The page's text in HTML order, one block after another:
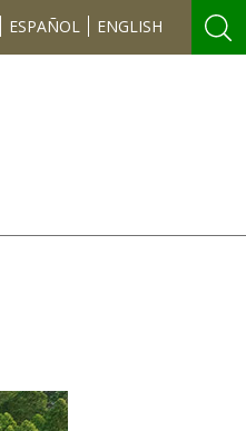
ESPAÑOL ENGLISH